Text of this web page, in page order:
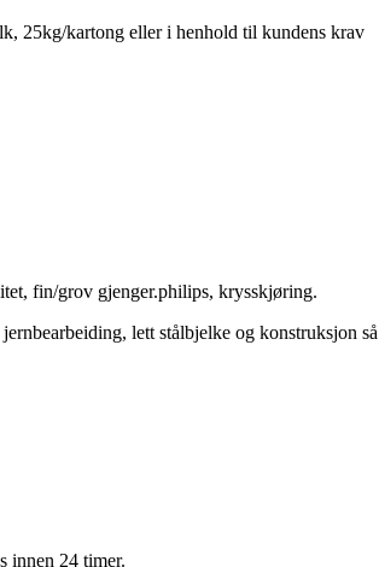
25kg/kartong eller i henhold til kundens krav
fin/grov gjenger.philips, krysskjøring.
lett stålbjelke og konstruksjon
innen 24 timer.